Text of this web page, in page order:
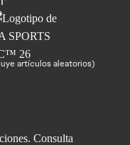
artículos aleatorios)
Consulta